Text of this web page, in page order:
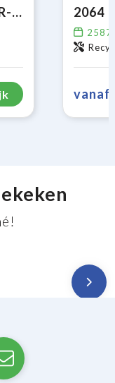
Oplaadkabel bamboe met R-PET
vanaf